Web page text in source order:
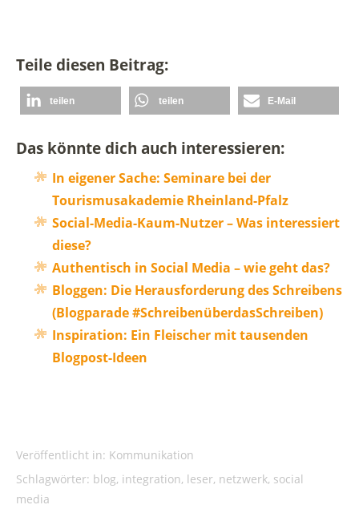
Teile diesen Beitrag:
teilen teilen E-Mail
Das könnte dich auch interessieren:
In eigener Sache: Seminare bei der
Tourismusakademie Rheinland-Pfalz
Social-Media-Kaum-Nutzer – Was interessiert
diese?
Authentisch in Social Media – wie geht das?
Bloggen: Die Herausforderung des Schreibens
(Blogparade #SchreibenüberdasSchreiben)
Inspiration: Ein Fleischer mit tausenden
Blogpost-Ideen
Veröffentlicht in: Kommunikation
Schlagwörter: blog, integration, leser, netzwerk, social
media